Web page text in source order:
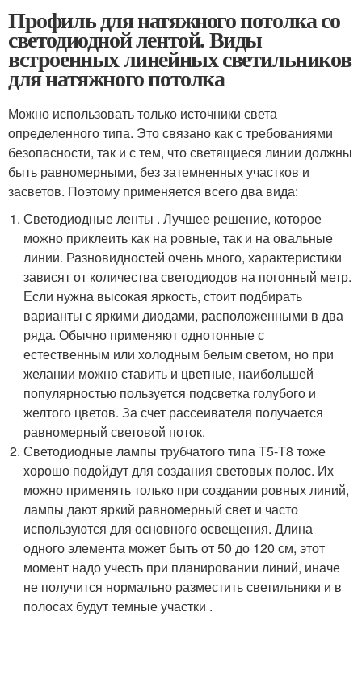
Профиль для натяжного потолка со
светодиодной лентой. Виды
встроенных линейных светильников
для натяжного потолка
Можно использовать только источники света
определенного типа. Это связано как с требованиями
безопасности, так и с тем, что светящиеся линии должны
быть равномерными, без затемненных участков и
засветов. Поэтому применяется всего два вида:
Светодиодные ленты . Лучшее решение, которое
можно приклеить как на ровные, так и на овальные
линии. Разновидностей очень много, характеристики
зависят от количества светодиодов на погонный метр.
Если нужна высокая яркость, стоит подбирать
варианты с яркими диодами, расположенными в два
ряда. Обычно применяют однотонные с
естественным или холодным белым светом, но при
желании можно ставить и цветные, наибольшей
популярностью пользуется подсветка голубого и
желтого цветов. За счет рассеивателя получается
равномерный световой поток.
Светодиодные лампы трубчатого типа Т5-Т8 тоже
хорошо подойдут для создания световых полос. Их
можно применять только при создании ровных линий,
лампы дают яркий равномерный свет и часто
используются для основного освещения. Длина
одного элемента может быть от 50 до 120 см, этот
момент надо учесть при планировании линий, иначе
не получится нормально разместить светильники и в
полосах будут темные участки .